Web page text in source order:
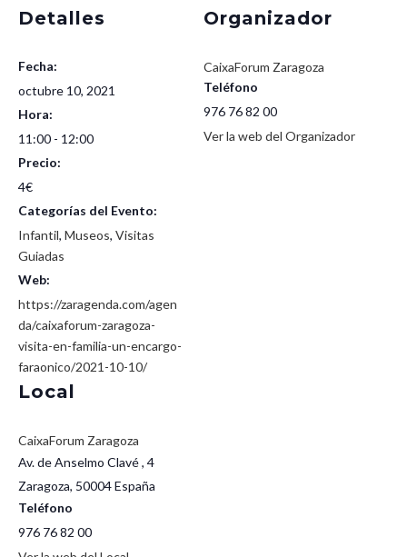
Detalles
Fecha:
octubre 10, 2021
Hora:
11:00 - 12:00
Precio:
4€
Categorías del Evento:
Infantil, Museos, Visitas
Guiadas
Web:
https://zaragenda.com/agen
da/caixaforum-zaragoza-
visita-en-familia-un-encargo-
faraonico/2021-10-10/
Local
CaixaForum Zaragoza
Av. de Anselmo Clavé , 4
Zaragoza, 50004España
Teléfono
976 76 82 00
Organizador
CaixaForum Zaragoza
Teléfono
976 76 82 00
Ver la web del Organizador